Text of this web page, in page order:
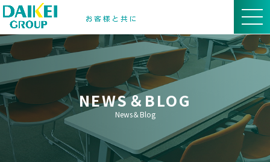
NEWS＆BLOG
News＆Blog